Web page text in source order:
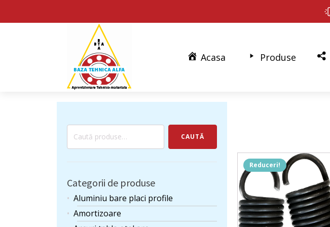
Acasa Produse
Caută
CAUTĂ
Categorii de produse
Aluminiu bare placi profile
Amortizoare
Reduceri!